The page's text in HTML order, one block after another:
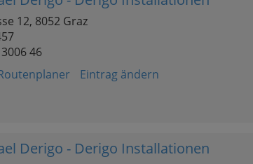
12, 8052 Graz
46
Eintrag ändern
Derigo - Derigo Installationen